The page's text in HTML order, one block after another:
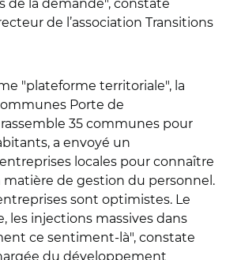
de la demande", constate
de l’association Transitions
"plateforme territoriale", la
Porte de
35 communes pour
a envoyé un
locales pour connaître
matière de gestion du personnel.
sont optimistes. Le
les injections massives dans
ce sentiment-là", constate
du développement